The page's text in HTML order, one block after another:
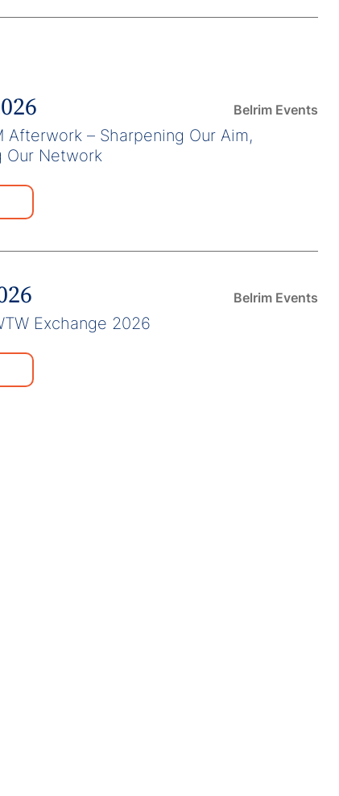
Belrim Events
Afterwork – Sharpening Our Aim,
Our Network
Belrim Events
Exchange 2026